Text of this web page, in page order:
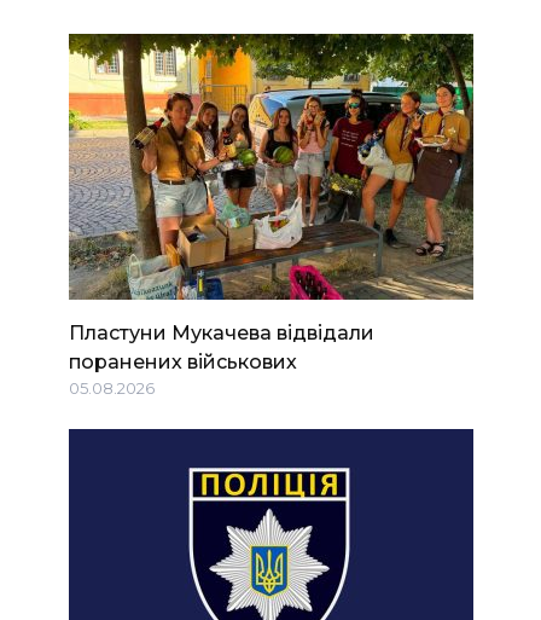
Пластуни Мукачева відвідали
поранених військових
05.08.2026